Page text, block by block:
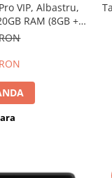
VIP, Albastru,
RAM (8GB +
Helio G99,